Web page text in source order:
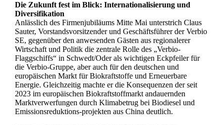
Die Zukunft fest im Blick: Internationalisierung und
Diversifikation
Anlässlich des Firmenjubiläums Mitte Mai unterstrich Claus
Sauter, Vorstandsvorsitzender und Geschäftsführer der Verbio
SE, gegenüber den anwesenden Gästen aus regionalerer
Wirtschaft und Politik die zentrale Rolle des „Verbio-
Flaggschiffs“ in Schwedt/Oder als wichtigen Eckpfeiler für
die Verbio-Gruppe, aber auch für den deutschen und
europäischen Markt für Biokraftstoffe und Erneuerbare
Energie. Gleichzeitig machte er die Konsequenzen der seit
2023 im europäischen Biokraftstoffmarkt andauernden
Marktverwerfungen durch Klimabetrug bei Biodiesel und
Emissionsreduktions-projekten aus China deutlich.